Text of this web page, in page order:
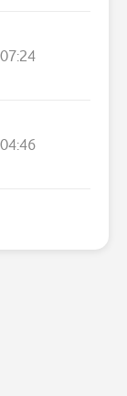
vydavky
pred
investiciu zo